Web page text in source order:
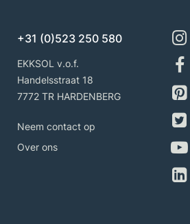
+31 (0)523 250 580
EKKSOL v.o.f.
Handelsstraat 18
7772 TR HARDENBERG
Neem contact op
Over ons